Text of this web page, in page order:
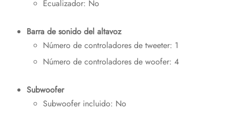
Ecualizador: No
Barra de sonido del altavoz
Número de controladores de tweeter: 1
Número de controladores de woofer: 4
Subwoofer
Subwoofer incluido: No